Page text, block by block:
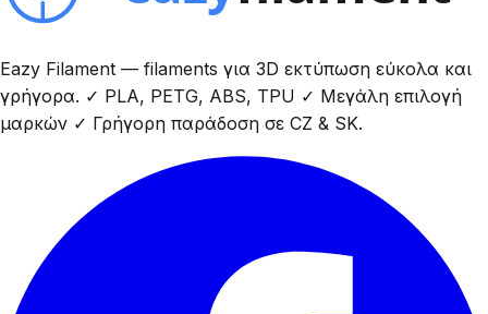
Eazy Filament — filaments για 3D εκτύπωση εύκολα και
γρήγορα. ✓ PLA, PETG, ABS, TPU ✓ Μεγάλη επιλογή
μαρκών ✓ Γρήγορη παράδοση σε CZ & SK.